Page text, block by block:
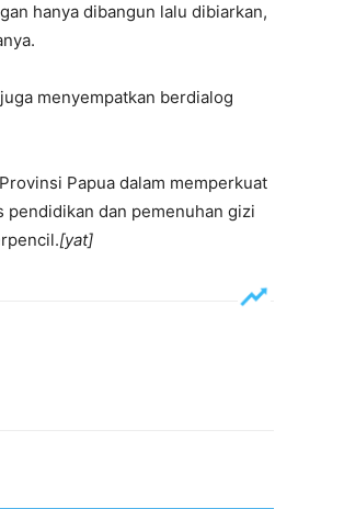
hanya dibangun lalu dibiarkan,
menyempatkan berdialog
Papua dalam memperkuat
pendidikan dan pemenuhan gizi
[yat]